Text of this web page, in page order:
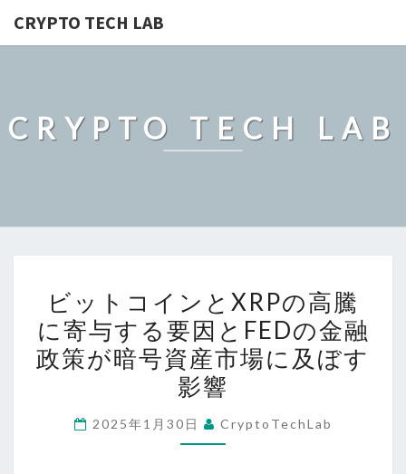
CRYPTO TECH LAB
CRYPTO TECH LAB
ッ
ト
コ
イ
ン
と
ビットコインとXRPの高騰
に寄与する要因とFEDの金融
政策が暗号資産市場に及ぼす
影響
2025年1月30日 CryptoTechLab